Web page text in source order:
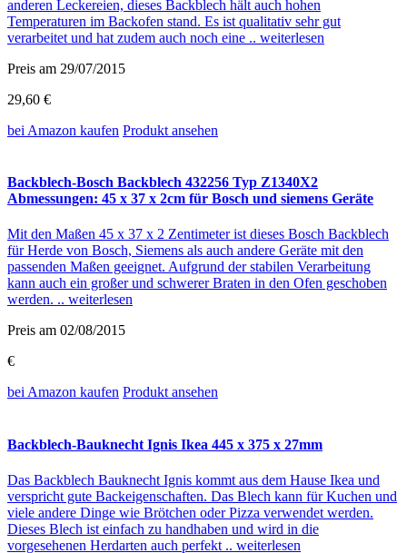
anderen Leckereien, dieses Backblech hält auch hohen
Temperaturen im Backofen stand. Es ist qualitativ sehr gut
verarbeitet und hat zudem auch noch eine .. weiterlesen
Preis am 29/07/2015
29,60 €
bei Amazon kaufen Produkt ansehen
Backblech-Bosch Backblech 432256 Typ Z1340X2
Abmessungen: 45 x 37 x 2cm für Bosch und siemens Geräte
Mit den Maßen 45 x 37 x 2 Zentimeter ist dieses Bosch Backblech
für Herde von Bosch, Siemens als auch andere Geräte mit den
passenden Maßen geeignet. Aufgrund der stabilen Verarbeitung
kann auch ein großer und schwerer Braten in den Ofen geschoben
werden. .. weiterlesen
Preis am 02/08/2015
€
bei Amazon kaufen Produkt ansehen
Backblech-Bauknecht Ignis Ikea 445 x 375 x 27mm
Das Backblech Bauknecht Ignis kommt aus dem Hause Ikea und
verspricht gute Backeigenschaften. Das Blech kann für Kuchen und
viele andere Dinge wie Brötchen oder Pizza verwendet werden.
Dieses Blech ist einfach zu handhaben und wird in die
vorgesehenen Herdarten auch perfekt .. weiterlesen